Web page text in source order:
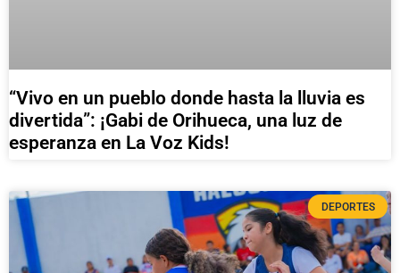
“Vivo en un pueblo donde hasta la lluvia es
divertida”: ¡Gabi de Orihueca, una luz de
esperanza en La Voz Kids!
DEPORTES